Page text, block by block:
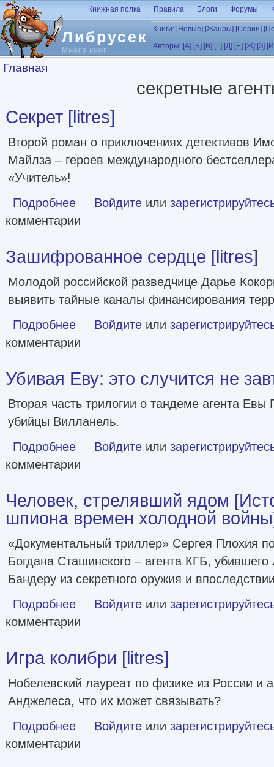
Перейти к основному содержанию
Либрусек
Много книг
Книжная полка Правила Блоги Форумы
Книги: [Новые] [Жанры] [Серии]
Авторы: [А] [Б] [В] [Г] [Д] [Е] [Ж] [З]
Вы здесь
Главная
секретные
Секрет [litres]
Второй роман о приключениях детективов
Майлза – героев международного
«Учитель»!
Подробнее о Секрет [litres]
Войдите или
комментарии
Зашифрованное сердце [litres]
Молодой российской разведчице Дарье
выявить тайные каналы финансирования
Подробнее о Зашифрованное сердце [litres]
Войдите или
комментарии
Убивая Еву: это случится не
Вторая часть трилогии о тандеме агента
убийцы Вилланель.
Подробнее о Убивая Еву: это случится не завтра [litres]
Войдите или
комментарии
Человек, стрелявший ядом
шпиона времен холодной
«Документальный триллер» Сергея Плохия
Богдана Сташинского – агента КГБ,
Бандеру из секретного оружия и
Подробнее о Человек, стрелявший ядом [История одного шпиона
Войдите или
комментарии
Игра колибри [litres]
Нобелевский лауреат по физике из России и
Анджелеса, что их может связывать?
Подробнее о Игра колибри [litres]
Войдите или
комментарии